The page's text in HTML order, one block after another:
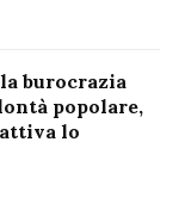
burocrazia
popolare,
lo